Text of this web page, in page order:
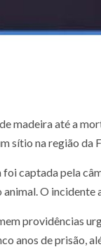
até a
sítio na região da
captada pela
O
providências
anos de prisão,